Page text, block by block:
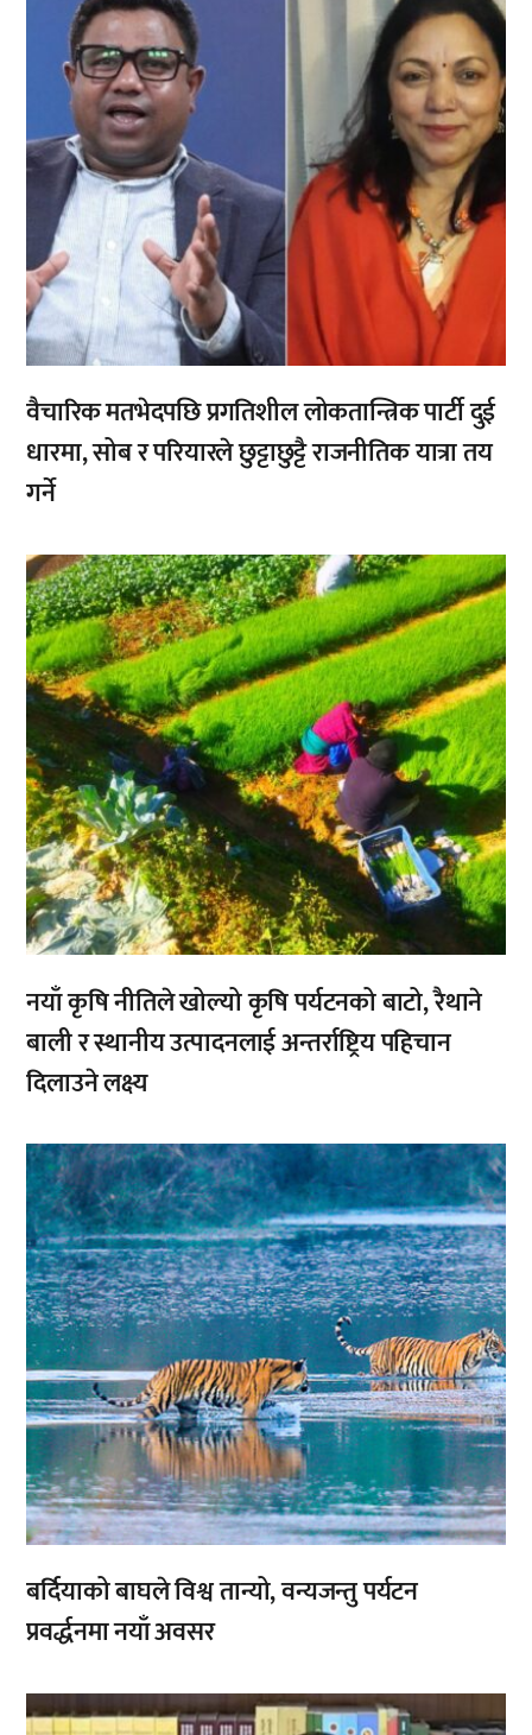
वैचारिक मतभेदपछि प्रगतिशील लोकतान्त्रिक पार्टी दुई
धारमा, सोब र परियारले छुट्टाछुट्टै राजनीतिक यात्रा तय
गर्ने
,
नयाँ कृषि नीतिले खोल्यो कृषि पर्यटनको बाटो, रैथाने
बाली र स्थानीय उत्पादनलाई अन्तर्राष्ट्रिय पहिचान
दिलाउने लक्ष्य
,
बर्दियाको बाघले विश्व तान्यो, वन्यजन्तु पर्यटन
प्रवर्द्धनमा नयाँ अवसर
,,